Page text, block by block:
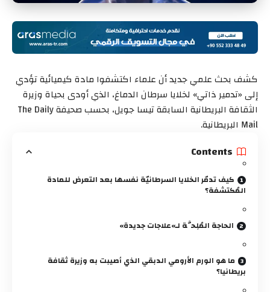
كشف بحث علمي جديد أن علماء اكتشفوا مادة كيميائية تؤدي
إلى «تدمير ذاتي» لخلايا سرطان الدماغ، الذي أودى بحياة وزيرة
الثقافة البريطانية السابقة تيسا جويل، بحسب صحيفة The Daily
Mail البريطانية.
Contents
كيف تدمّر الخلايا السرطانيّة نفسها بعد التعرض للمادة
المُكتشفة؟
الحاجة المُلِحَّة لـ»علاجات جديدة»
ما هو الورم الأرومي الدبقي الذي أصيبت به وزيرة ثقافة
بريطانيا؟